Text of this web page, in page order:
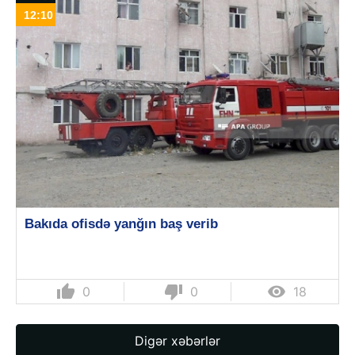
12:10
Bakıda ofisdə yanğın baş verib
thumb_up 0 thumb_down 0  18
Digər xəbərlər